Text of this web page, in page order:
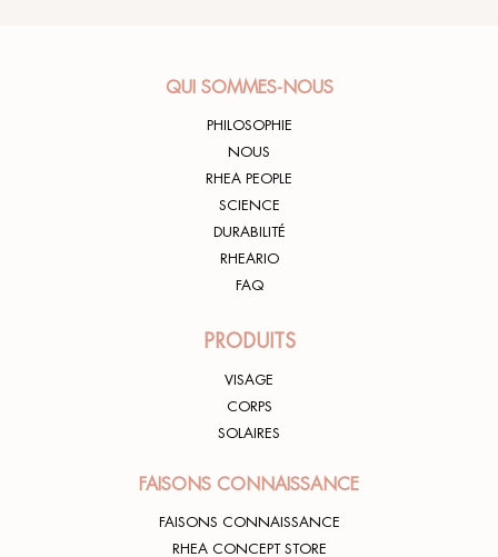
QUI SOMMES-NOUS
PHILOSOPHIE
NOUS
RHEA PEOPLE
SCIENCE
DURABILITÉ
RHEARIO
FAQ
PRODUITS
VISAGE
CORPS
SOLAIRES
FAISONS CONNAISSANCE
FAISONS CONNAISSANCE
RHEA CONCEPT STORE